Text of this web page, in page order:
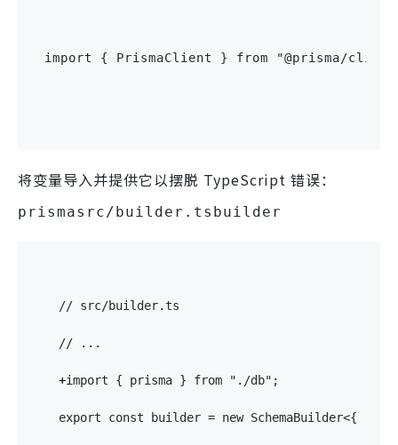
import { PrismaClient } from "@prisma/
将变量导入并提供它以摆脱 TypeScript 错误：
prismasrc/builder.tsbuilder
// src/builder.ts
// ...
+import { prisma } from "./db" ;
export const builder = new SchemaBuilder<{